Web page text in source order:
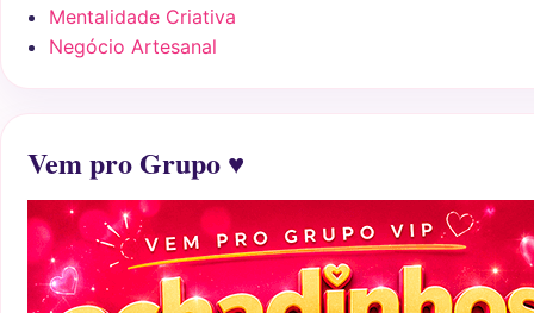
Mentalidade Criativa
Negócio Artesanal
Vem pro Grupo ♥